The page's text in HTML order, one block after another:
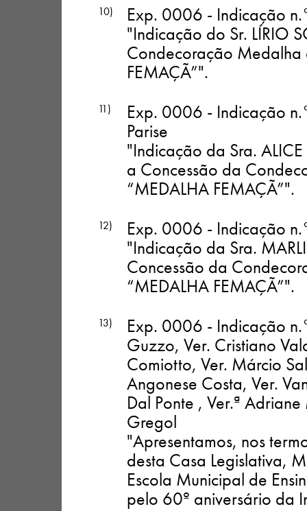
10)
Exp. 0006 - Indicação
"Indicação do Sr. LÍRIO
Condecoração Medalha
FEMAÇÃ”".
11)
Exp. 0006 - Indicação
Parise
"Indicação da Sra.
a Concessão da
“MEDALHA FEMAÇÃ”".
12)
Exp. 0006 - Indicação
"Indicação da Sra.
Concessão da
“MEDALHA FEMAÇÃ”".
13)
Exp. 0006 - Indicação
Guzzo, Ver. Cristiano
Comiotto, Ver. Márcio
Angonese Costa, Ver.
Dal Ponte , Ver.ª
Gregol
"Apresentamos, nos
desta Casa Legislativa,
Escola Municipal de
pelo 60º aniversário da